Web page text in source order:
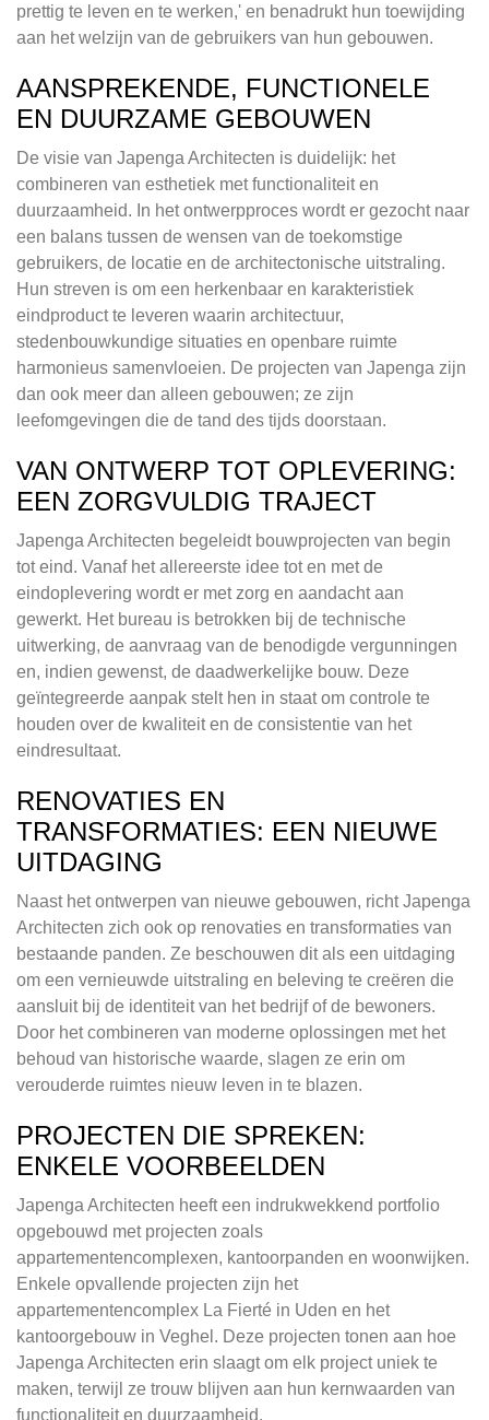
prettig te leven en te werken,' en benadrukt hun toewijding
aan het welzijn van de gebruikers van hun gebouwen.
AANSPREKENDE, FUNCTIONELE
EN DUURZAME GEBOUWEN
De visie van Japenga Architecten is duidelijk: het
combineren van esthetiek met functionaliteit en
duurzaamheid. In het ontwerpproces wordt er gezocht naar
een balans tussen de wensen van de toekomstige
gebruikers, de locatie en de architectonische uitstraling.
Hun streven is om een herkenbaar en karakteristiek
eindproduct te leveren waarin architectuur,
stedenbouwkundige situaties en openbare ruimte
harmonieus samenvloeien. De projecten van Japenga zijn
dan ook meer dan alleen gebouwen; ze zijn
leefomgevingen die de tand des tijds doorstaan.
VAN ONTWERP TOT OPLEVERING:
EEN ZORGVULDIG TRAJECT
Japenga Architecten begeleidt bouwprojecten van begin
tot eind. Vanaf het allereerste idee tot en met de
eindoplevering wordt er met zorg en aandacht aan
gewerkt. Het bureau is betrokken bij de technische
uitwerking, de aanvraag van de benodigde vergunningen
en, indien gewenst, de daadwerkelijke bouw. Deze
geïntegreerde aanpak stelt hen in staat om controle te
houden over de kwaliteit en de consistentie van het
eindresultaat.
RENOVATIES EN
TRANSFORMATIES: EEN NIEUWE
UITDAGING
Naast het ontwerpen van nieuwe gebouwen, richt Japenga
Architecten zich ook op renovaties en transformaties van
bestaande panden. Ze beschouwen dit als een uitdaging
om een vernieuwde uitstraling en beleving te creëren die
aansluit bij de identiteit van het bedrijf of de bewoners.
Door het combineren van moderne oplossingen met het
behoud van historische waarde, slagen ze erin om
verouderde ruimtes nieuw leven in te blazen.
PROJECTEN DIE SPREKEN:
ENKELE VOORBEELDEN
Japenga Architecten heeft een indrukwekkend portfolio
opgebouwd met projecten zoals
appartementencomplexen, kantoorpanden en woonwijken.
Enkele opvallende projecten zijn het
appartementencomplex La Fierté in Uden en het
kantoorgebouw in Veghel. Deze projecten tonen aan hoe
Japenga Architecten erin slaagt om elk project uniek te
maken, terwijl ze trouw blijven aan hun kernwaarden van
functionaliteit en duurzaamheid.